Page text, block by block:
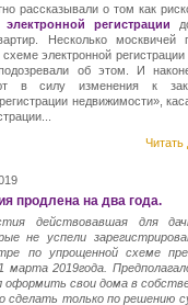
рассказывали о том как
электронной регистрации
Несколько москвичей
электронной регистрации
об этом. И
в силу изменения к
недвижимости»,
Читать
продлена на два года.
действовавшая для
не успели
по упрощенной схеме
марта 2019года.
оформить свои дома в
сделать только по решению